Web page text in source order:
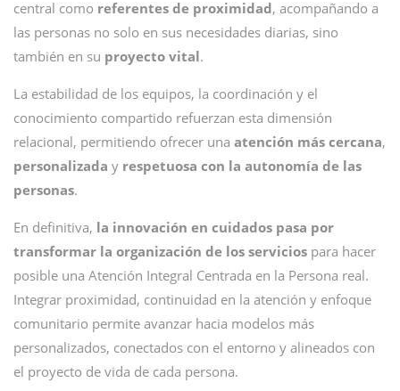
central como referentes de proximidad, acompañando a
las personas no solo en sus necesidades diarias, sino
también en su proyecto vital.
La estabilidad de los equipos, la coordinación y el
conocimiento compartido refuerzan esta dimensión
relacional, permitiendo ofrecer una atención más cercana,
personalizada y respetuosa con la autonomía de las
personas.
En definitiva, la innovación en cuidados pasa por
transformar la organización de los servicios para hacer
posible una Atención Integral Centrada en la Persona real.
Integrar proximidad, continuidad en la atención y enfoque
comunitario permite avanzar hacia modelos más
personalizados, conectados con el entorno y alineados con
el proyecto de vida de cada persona.